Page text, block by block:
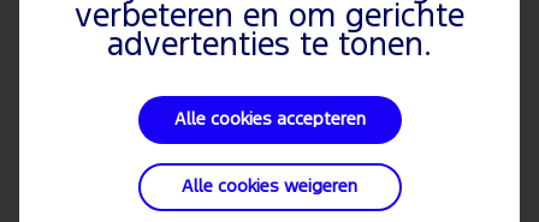
verbeteren en om gerichte
advertenties te tonen.
Alle cookies accepteren
Alle cookies weigeren